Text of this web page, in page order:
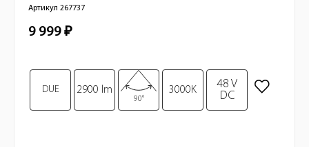
Изображения товара
DUE 2900 lm
90°
3000K
48 V
DC
Артикул 267737
Стоимость товара
9 999 ₽